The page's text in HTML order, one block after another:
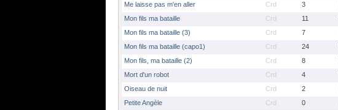
Me laisse pas m'en aller
Crd 3
Mon fils ma bataille
Crd 11
Mon fils ma bataille (3)
Crd 7
Mon fils ma bataille (capo1)
Crd 24
Mon fils, ma bataille (2)
Crd 8
Mort d'un robot
Crd 4
Oiseau de nuit
Crd 2
Petite Angèle
Crd 0